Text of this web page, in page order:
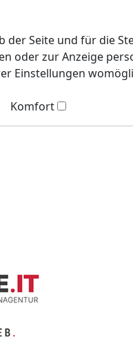
der Seite und für die
oder zur Anzeige
Einstellungen
Komfort